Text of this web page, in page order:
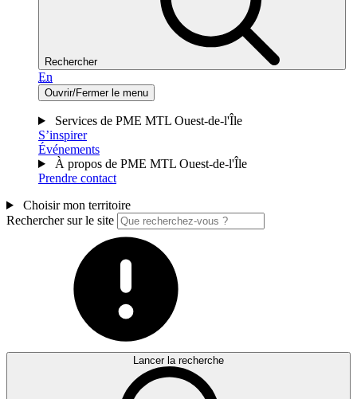
Rechercher
En
Ouvrir/Fermer le menu
Services de PME MTL Ouest-de-l'Île
S’inspirer
Événements
À propos de PME MTL Ouest-de-l'Île
Prendre contact
Choisir mon territoire
Rechercher sur le site
Lancer la recherche